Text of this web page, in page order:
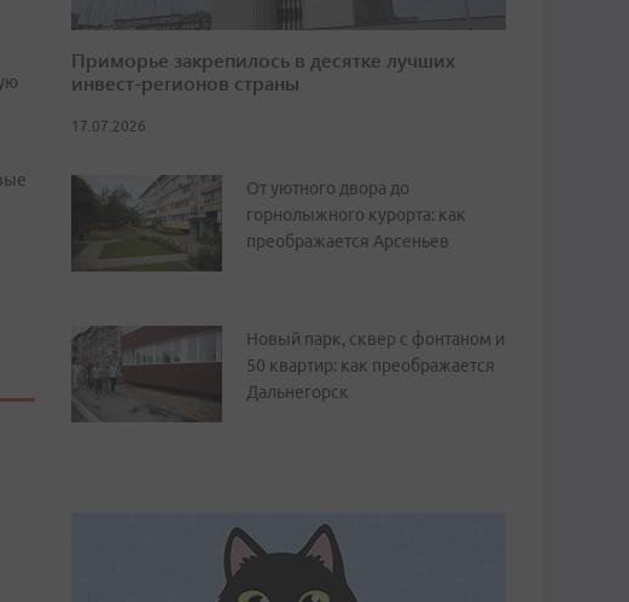
Приморье закрепилось в десятке лучших
инвест-регионов страны
17.07.2026
От уютного двора до
горнолыжного курорта: как
преображается Арсеньев
Новый парк, сквер с фонтаном и
50 квартир: как преображается
Дальнегорск